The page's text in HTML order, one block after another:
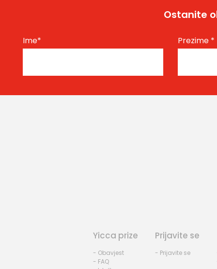
Ostanite
Ime* Prezime *
Yicca prize
- Obavjest
- FAQ
Prijavite se
- Prijavite se